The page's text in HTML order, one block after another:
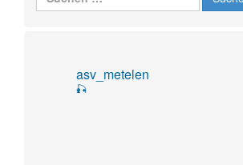
asv_metelen
🎣